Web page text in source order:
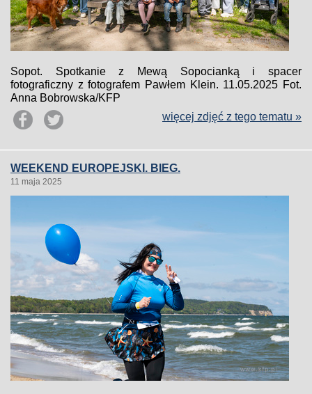
Sopot. Spotkanie z Mewą Sopocianką i spacer
fotograficzny z fotografem Pawłem Klein. 11.05.2025 Fot.
Anna Bobrowska/KFP
więcej zdjęć z tego tematu »
WEEKEND EUROPEJSKI. BIEG.
11 maja 2025